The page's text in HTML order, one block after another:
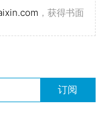
，获得书面
订阅